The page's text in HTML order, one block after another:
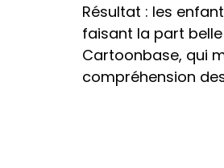
Résultat : les
faisant la part
Cartoonbase, qui
compréhension